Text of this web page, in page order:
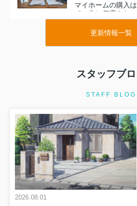
マイホームの購入
て一生に何度もな
その一方で、住宅
の流れには専門用
じている方も多い
か。なかでも、売
みをわかりやすく解
ずにそのまま住み
た時に選択肢とな
のリースバックと
宅を一度売却して
今度は賃貸として
2026.08.01
市街化調整区域の
注意点を押さえて
更新情報一覧
スタッフブ
STAFF BLOG
2026.08.01